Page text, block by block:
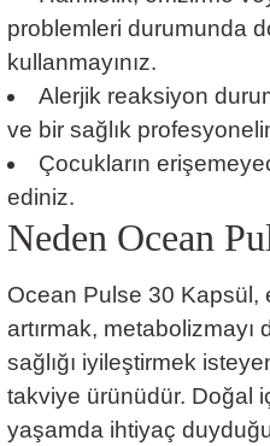
problemleri durumunda
kullanmayınız.
Alerjik reaksiyon
ve bir sağlık
Çocukların
ediniz.
Neden Ocean
Ocean Pulse 30 Kapsül,
artırmak,
sağlığı iyileştirmek
takviye ürünüdür. Doğal
yaşamda ihtiyaç